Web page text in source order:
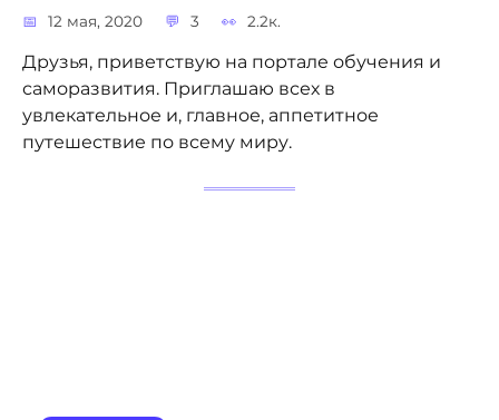
12 мая, 2020 3 2.2к.
Друзья, приветствую на портале обучения и
саморазвития. Приглашаю всех в
увлекательное и, главное, аппетитное
путешествие по всему миру.